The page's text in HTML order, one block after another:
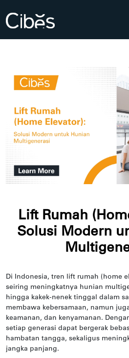
Lift Rumah
Solusi Modern
Di Indonesia, tren lift rumah (home
seiring meningkatnya hunian
hingga kakek-nenek tinggal dalam
membawa kebersamaan, namun
keamanan, dan kenyamanan.
setiap generasi dapat bergerak
hambatan tangga, sekaligus
jangka panjang.